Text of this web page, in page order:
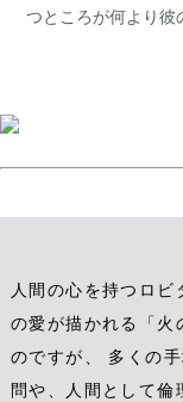
つところが何より彼
人間の心を持つロビ
の愛が描かれる「火
のですが、 多くの
問や、人間として倫